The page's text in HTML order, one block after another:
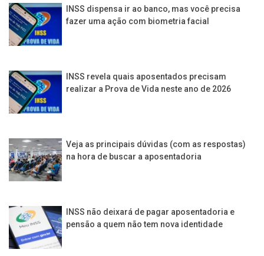
INSS dispensa ir ao banco, mas você precisa
fazer uma ação com biometria facial
INSS revela quais aposentados precisam
realizar a Prova de Vida neste ano de 2026
Veja as principais dúvidas (com as respostas)
na hora de buscar a aposentadoria
INSS não deixará de pagar aposentadoria e
pensão a quem não tem nova identidade